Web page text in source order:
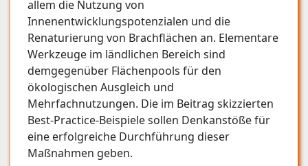
allem die Nutzung von
Innenentwicklungspotenzialen und die
Renaturierung von Brachflächen an. Elementare
Werkzeuge im ländlichen Bereich sind
demgegenüber Flächenpools für den
ökologischen Ausgleich und
Mehrfachnutzungen. Die im Beitrag skizzierten
Best-Practice-Beispiele sollen Denkanstöße für
eine erfolgreiche Durchführung dieser
Maßnahmen geben.